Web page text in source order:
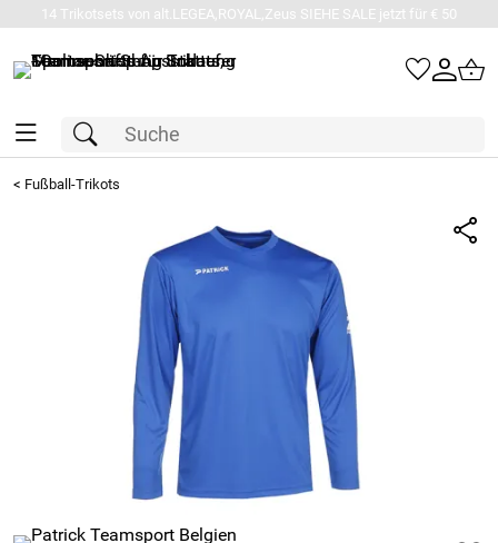
14 Trikotsets von alt.LEGEA,ROYAL,Zeus SIEHE SALE jetzt für € 50
< Fußball-Trikots